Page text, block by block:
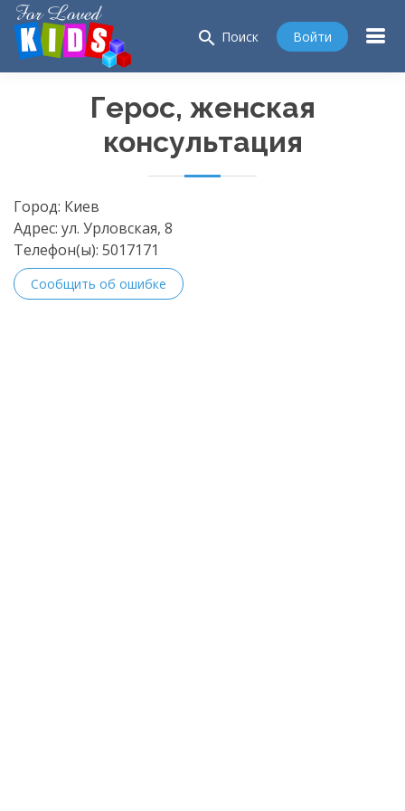
search Поиск Войти
Герос, женская
консультация
Город: Киев
Адрес: ул. Урловская, 8
Телефон(ы): 5017171
Сообщить об ошибке